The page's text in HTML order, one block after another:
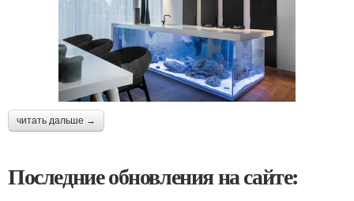
читать дальше →
Последние обновления на сайте: